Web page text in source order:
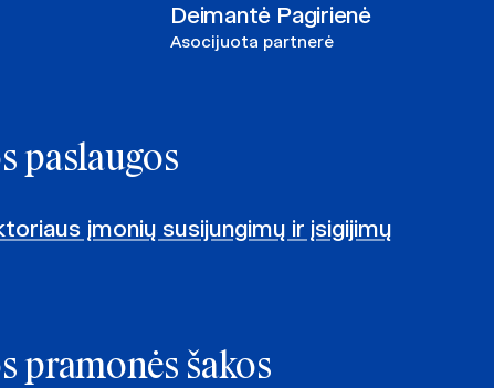
Deimantė Pagirienė
Asocijuota partnerė
paslaugos
įmonių susijungimų ir įsigijimų
pramonės šakos